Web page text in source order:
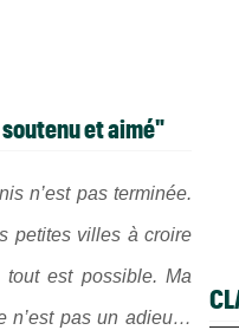
soutenu et aimé"
n’est pas terminée.
petites villes à croire
est possible. Ma
n’est pas un adieu…